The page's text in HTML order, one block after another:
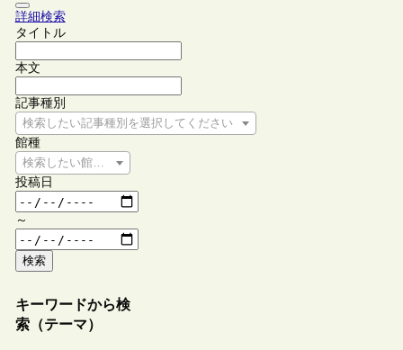
詳細検索
タイトル
本文
記事種別
検索したい記事種別を選択してください
館種
検索したい館種を選択してください
投稿日
～
検索
キーワードから検
索（テーマ）